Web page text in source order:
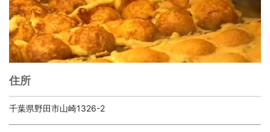
住所
千葉県野田市山崎1326-2